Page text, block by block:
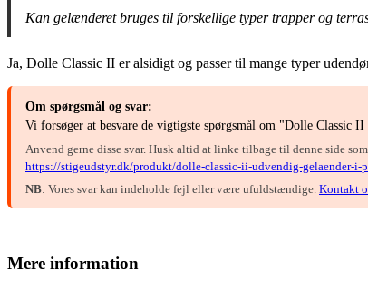
Kan gelænderet bruges til forskellige typer trapper og
Ja, Dolle Classic II er alsidigt og passer til mange typer
Om spørgsmål og svar:
Vi forsøger at besvare de vigtigste spørgsmål om "Dolle Classic
Anvend gerne disse svar. Husk altid at linke tilbage til denne side
https://stigeudstyr.dk/produkt/dolle-classic-ii-udvendig-gelaender-
NB: Vores svar kan indeholde fejl eller være ufuldstændige. Kontakt
Mere information